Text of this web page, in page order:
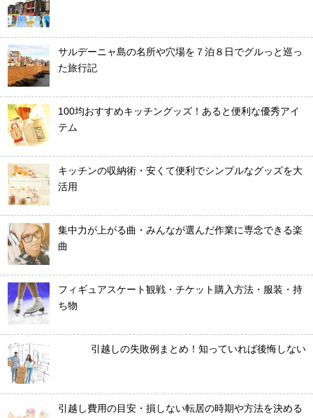
サルデーニャ島の名所や穴場を７泊８日でグルっと巡っ
た旅行記
100均おすすめキッチングッズ！あると便利な優秀アイ
テム
キッチンの収納術・安くて便利でシンプルなグッズを大
活用
集中力が上がる曲・みんなが選んだ作業に専念できる楽
曲
フィギュアスケート観戦・チケット購入方法・服装・持
ち物
引越しの失敗例まとめ！知っていれば後悔しない
引越し費用の目安・損しない転居の時期や方法を決める